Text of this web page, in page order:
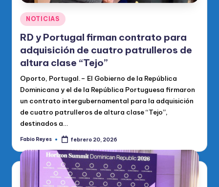
Publicado
en
NOTICIAS
RD y Portugal firman contrato para
adquisición de cuatro patrulleros de
altura clase “Tejo”
Oporto, Portugal.– El Gobierno de la República
Dominicana y el de la República Portuguesa firmaron
un contrato intergubernamental para la adquisición
de cuatro patrulleros de altura clase “Tejo”,
destinados a…
Publicado
Fabio Reyes febrero 20, 2026